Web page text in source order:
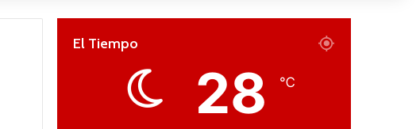
El Tiempo
28 ℃